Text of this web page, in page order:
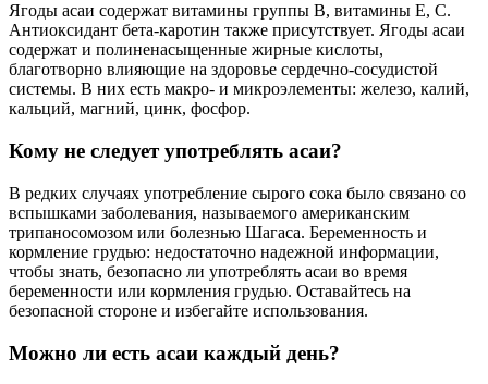
Ягоды асаи содержат витамины группы В, витамины Е, С.
Антиоксидант бета-каротин также присутствует. Ягоды асаи
содержат и полиненасыщенные жирные кислоты,
благотворно влияющие на здоровье сердечно-сосудистой
системы. В них есть макро- и микроэлементы: железо, калий,
кальций, магний, цинк, фосфор.
Кому не следует употреблять асаи?
В редких случаях употребление сырого сока было связано со
вспышками заболевания, называемого американским
трипаносомозом или болезнью Шагаса. Беременность и
кормление грудью: недостаточно надежной информации,
чтобы знать, безопасно ли употреблять асаи во время
беременности или кормления грудью. Оставайтесь на
безопасной стороне и избегайте использования.
Можно ли есть асаи каждый день?